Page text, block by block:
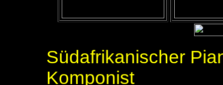
Südafrikanischer
Komponist